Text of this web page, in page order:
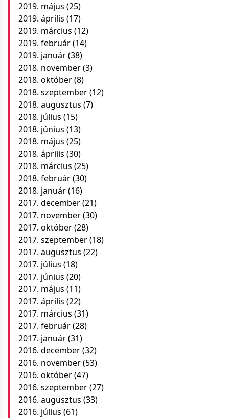
2019. május (25)
2019. április (17)
2019. március (12)
2019. február(14)
2019. január(38)
2018. november(3)
2018. október(8)
2018. szeptember(12)
2018. augusztus (7)
2018. július (15)
2018. június (13)
2018. május (25)
2018. április (30)
2018. március (25)
2018. február(30)
2018. január(16)
2017. december(21)
2017. november(30)
2017. október(28)
2017. szeptember(18)
2017. augusztus (22)
2017. július (18)
2017. június (20)
2017. május (11)
2017. április (22)
2017. március (31)
2017. február(28)
2017. január(31)
2016. december(32)
2016. november(53)
2016. október(47)
2016. szeptember(27)
2016. augusztus (33)
2016. július (61)